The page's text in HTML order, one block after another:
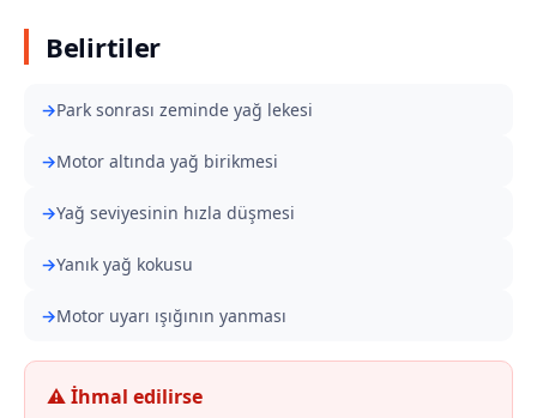
Belirtiler
Park sonrası zeminde yağ lekesi
Motor altında yağ birikmesi
Yağ seviyesinin hızla düşmesi
Yanık yağ kokusu
Motor uyarı ışığının yanması
⚠ İhmal edilirse